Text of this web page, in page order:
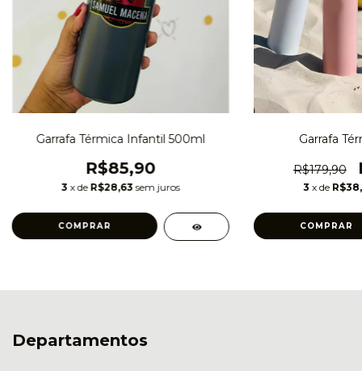
Garrafa Térmica Infantil 500ml
R$85,90
3 x de R$28,63 sem juros
COMPRAR
Garrafa
R$179,90
3 x de
COMPRAR
Departamentos